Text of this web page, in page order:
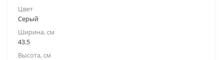
Цвет
Серый
Ширина, см
43.5
Высота, см